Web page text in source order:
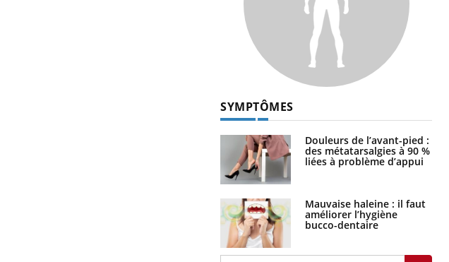
SYMPTÔMES
Douleurs de l’avant-pied :
des métatarsalgies à 90 %
liées à problème d’appui
Mauvaise haleine : il faut
améliorer l’hygiène
bucco-dentaire